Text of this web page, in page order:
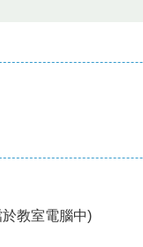
教室電腦中)